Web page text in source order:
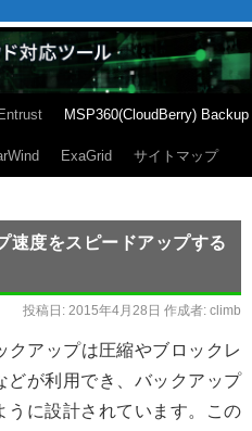
MSP360(CloudBerry) Backup
ExaGrid サイトマップ
度をスピードアップする
投稿日: 2015年4月28日 作成者: climb
クアップは圧縮やブロックレ
どが利用でき、バックアップ
うに設計されています。この